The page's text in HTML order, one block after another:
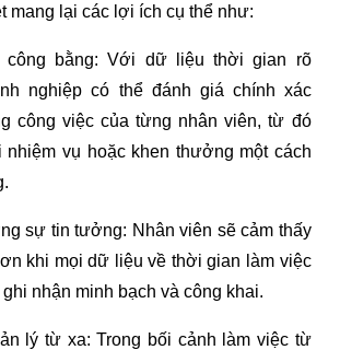
mang lại các lợi ích cụ thể như:
công bằng: Với dữ liệu thời gian rõ
nghiệp có thể đánh giá chính xác
công việc của từng nhân viên, từ đó
nhiệm vụ hoặc khen thưởng một cách
sự tin tưởng: Nhân viên sẽ cảm thấy
khi mọi dữ liệu về thời gian làm việc
nhận minh bạch và công khai.
lý từ xa: Trong bối cảnh làm việc từ